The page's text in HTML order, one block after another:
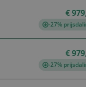
€
-27%
€
-27%